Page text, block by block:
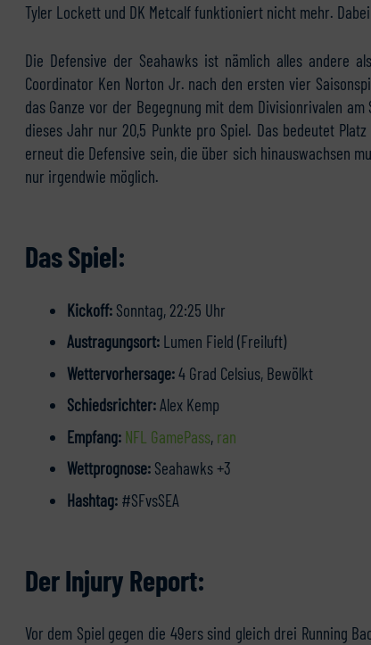
Tyler Lockett und DK Metcalf funktioniert nicht mehr.
Die Defensive der Seahawks ist nämlich alles andere
Coordinator Ken Norton Jr. nach den ersten vier
das Ganze vor der Begegnung mit dem Divisionrivalen
dieses Jahr nur 20,5 Punkte pro Spiel. Das bedeutet
erneut die Defensive sein, die über sich hinauswachsen
nur irgendwie möglich.
Das Spiel:
Kickoff: Sonntag, 22:25 Uhr
Austragungsort: Lumen Field (Freiluft)
Wettervorhersage:4 Grad Celsius, Bewölkt
Schiedsrichter:Alex Kemp
Empfang: NFL GamePass, ran
Wettprognose: Seahawks +3
Hashtag: #SFvsSEA
Der Injury Report:
Vor dem Spiel gegen die 49ers sind gleich drei Running